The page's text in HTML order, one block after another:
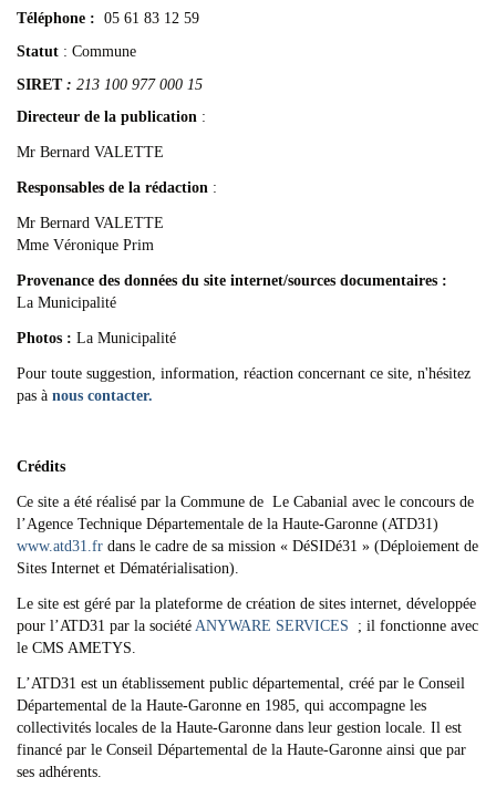
Téléphone : 05 61 83 12 59
Statut : Commune
SIRET: 213 100 977 000 15
Directeur de la publication :
Mr Bernard VALETTE
Responsables de la rédaction :
Mr Bernard VALETTE
Mme Véronique Prim
Provenance des données du site internet/sources documentaires :
La Municipalité
Photos : La Municipalité
Pour toute suggestion, information, réaction concernant ce site, n'hésitez
pas à nous contacter.
Crédits
Ce site a été réalisé par la Commune de Le Cabanial avec le concours de
l’Agence Technique Départementale de la Haute-Garonne (ATD31)
www.atd31.fr dans le cadre de sa mission « DéSIDé31 » (Déploiement de
Sites Internet et Dématérialisation).
Le site est géré par la plateforme de création de sites internet, développée
pour l’ATD31 par la société ANYWARE SERVICES
; il fonctionne avec
le CMS AMETYS.
L’ATD31 est un établissement public départemental, créé par le Conseil
Départemental de la Haute-Garonne en 1985, qui accompagne les
collectivités locales de la Haute-Garonne dans leur gestion locale. Il est
financé par le Conseil Départemental de la Haute-Garonne ainsi que par
ses adhérents.